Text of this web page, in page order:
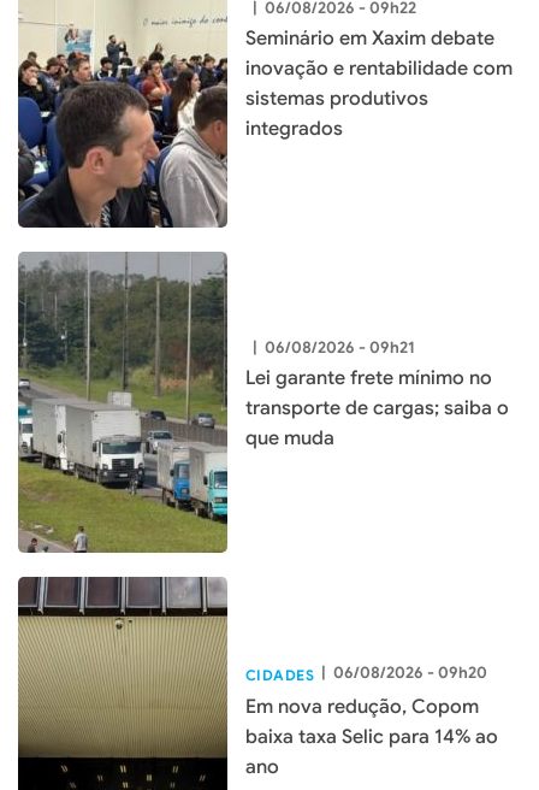
| 06/08/2026 - 09h22
Seminário em Xaxim debate
inovação e rentabilidade com
sistemas produtivos
integrados
| 06/08/2026 - 09h21
Lei garante frete mínimo no
transporte de cargas; saiba o
que muda
CIDADES | 06/08/2026 - 09h20
Em nova redução, Copom
baixa taxa Selic para 14% ao
ano